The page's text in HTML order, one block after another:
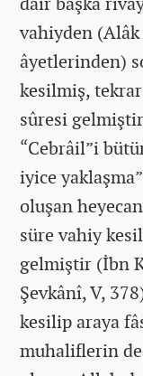
vahiyden
âyetlerinden)
kesilmiş,
sûresi
“Cebrâil”i
iyice
oluşan
süre vahiy
gelmiştir (İbn
Şevkânî, V,
kesilip araya
muhaliflerin